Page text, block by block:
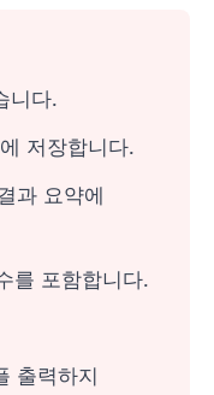
니다.
저장합니다.
과 요약에
를 포함합니다.
출력하지